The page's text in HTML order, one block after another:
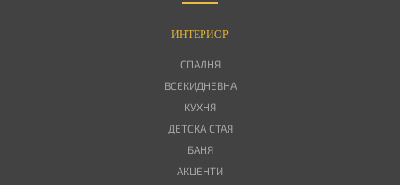
ИНТЕРИОР
СПАЛНЯ
ВСЕКИДНЕВНА
КУХНЯ
ДЕТСКА СТАЯ
БАНЯ
АКЦЕНТИ